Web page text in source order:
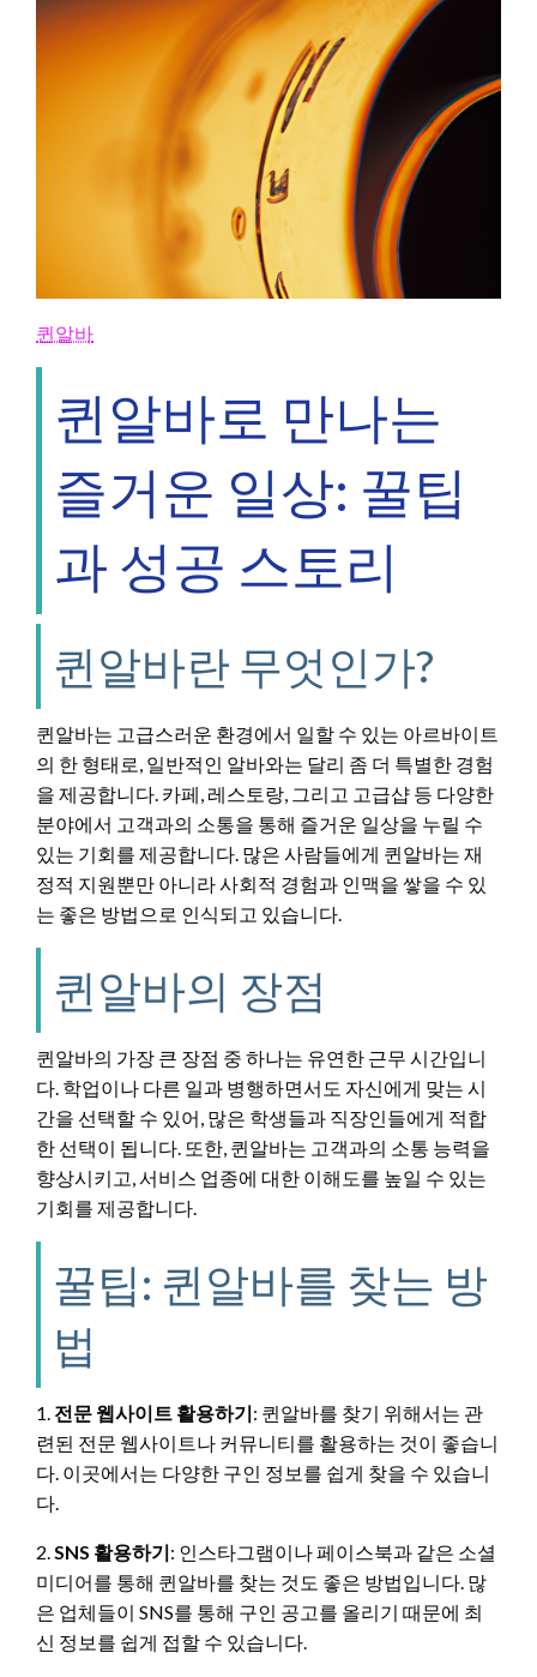
퀸알바
퀸알바로 만나는
즐거운 일상: 꿀팁
과 성공 스토리
퀸알바란 무엇인가?
퀸알바는 고급스러운 환경에서 일할 수 있는 아르바이트
의 한 형태로, 일반적인 알바와는 달리 좀 더 특별한 경험
을 제공합니다. 카페, 레스토랑, 그리고 고급샵 등 다양한
분야에서 고객과의 소통을 통해 즐거운 일상을 누릴 수
있는 기회를 제공합니다. 많은 사람들에게 퀸알바는 재
정적 지원뿐만 아니라 사회적 경험과 인맥을 쌓을 수 있
는 좋은 방법으로 인식되고 있습니다.
퀸알바의 장점
퀸알바의 가장 큰 장점 중 하나는 유연한 근무 시간입니
다. 학업이나 다른 일과 병행하면서도 자신에게 맞는 시
간을 선택할 수 있어, 많은 학생들과 직장인들에게 적합
한 선택이 됩니다. 또한, 퀸알바는 고객과의 소통 능력을
향상시키고, 서비스 업종에 대한 이해도를 높일 수 있는
기회를 제공합니다.
꿀팁: 퀸알바를 찾는 방
법
1. 전문 웹사이트 활용하기: 퀸알바를 찾기 위해서는 관
련된 전문 웹사이트나 커뮤니티를 활용하는 것이 좋습니
다. 이곳에서는 다양한 구인 정보를 쉽게 찾을 수 있습니
다.
2. SNS 활용하기: 인스타그램이나 페이스북과 같은 소셜
미디어를 통해 퀸알바를 찾는 것도 좋은 방법입니다. 많
은 업체들이 SNS를 통해 구인 공고를 올리기 때문에 최
신 정보를 쉽게 접할 수 있습니다.